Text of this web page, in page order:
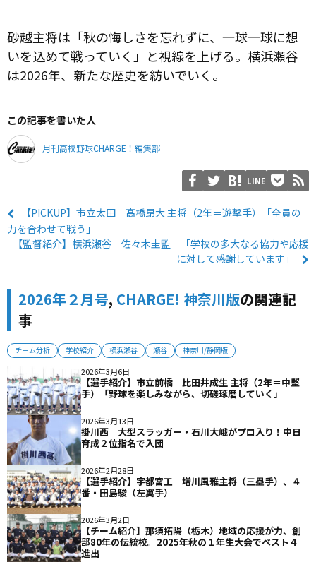
砂越主将は「秋の悔しさを忘れずに、一球一球に想
いを込めて戦っていく」と視線を上げる。横浜瀬谷
は2026年、新たな歴史を紡いでいく。
この記事を書いた人
月刊高校野球CHARGE！編集部
LINE
【PICKUP】市立太田 髙橋昂大 主将（2年＝遊撃手）「全員の
力を合わせて戦う」
【監督紹介】横浜瀬谷 佐々木圭監 「学校の多大なる協力や応援
に対して感謝しています」
2026年２月号, CHARGE! 神奈川版の関連記
事
チーム分析 学校紹介 横浜瀬谷 瀬谷 神奈川/静岡版
2026年3月6日
【選手紹介】市立前橋 比田井成生 主将（2年＝中堅
手）「野球を楽しみながら、切磋琢磨していく」
2026年3月13日
掛川西 大型スラッガー・石川大峨がプロ入り！中日
育成２位指名で入団
2026年2月28日
【選手紹介】宇都宮工 増川風雅主将（三塁手）、４
番・田島駿（左翼手）
2026年3月2日
【チーム紹介】那須拓陽（栃木）地域の応援が力、創
部80年の伝統校。2025年秋の１年生大会でベスト４
進出